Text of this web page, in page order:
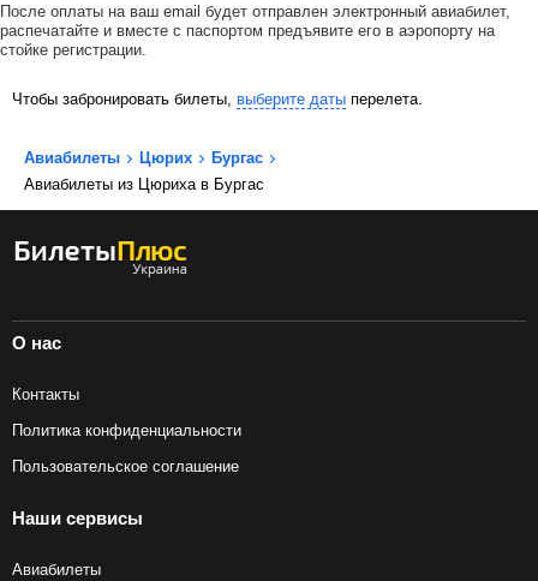
После оплаты на ваш email будет отправлен электронный авиабилет,
распечатайте и вместе с паспортом предъявите его в аэропорту на
стойке регистрации.
Чтобы забронировать билеты, выберите даты перелета.
Авиабилеты Цюрих
Бургас
Авиабилеты из Цюриха в Бургас
О нас
Контакты
Политика конфиденциальности
Пользовательское соглашение
Наши сервисы
Авиабилеты